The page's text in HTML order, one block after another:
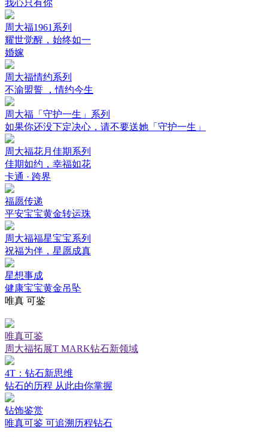
我心只有你
周大福1961系列
耀世觉醒，始终如一
婚嫁
周大福情约系列
不渝盟誓 ，情约今生
周大福「守护一生」系列
如果你还没下定决心，请不要送她「守护一生」
周大福花月佳期系列
佳期如约，幸福如花
卡通 · 跨界
福愿传递
平安宝宝黄金转运珠
周大福福星宝宝系列
祝福为伴，星愿成真
星想事成
健康宝宝黄金吊坠
唯真 可鉴
唯真可鉴
周大福拓展T MARK钻石新领域
4T：钻石新思维
钻石的历程 从此由你掌握
钻饰鉴赏
唯真可鉴 可追溯历程钻石